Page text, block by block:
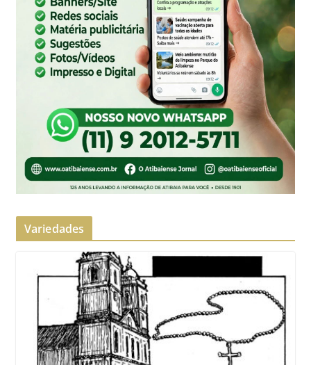
Variedades